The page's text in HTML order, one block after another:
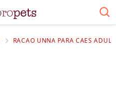
RACAO UNNA PARA CAES